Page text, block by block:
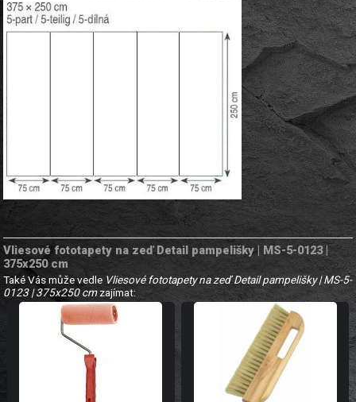
Vliesové fototapety na zeď Detail pampelišky | MS-5-0123 |
375x250 cm
Také Vás může vedle Vliesové fototapety na zeď Detail pampelišky | MS-5-
0123 | 375x250 cmzajímat: